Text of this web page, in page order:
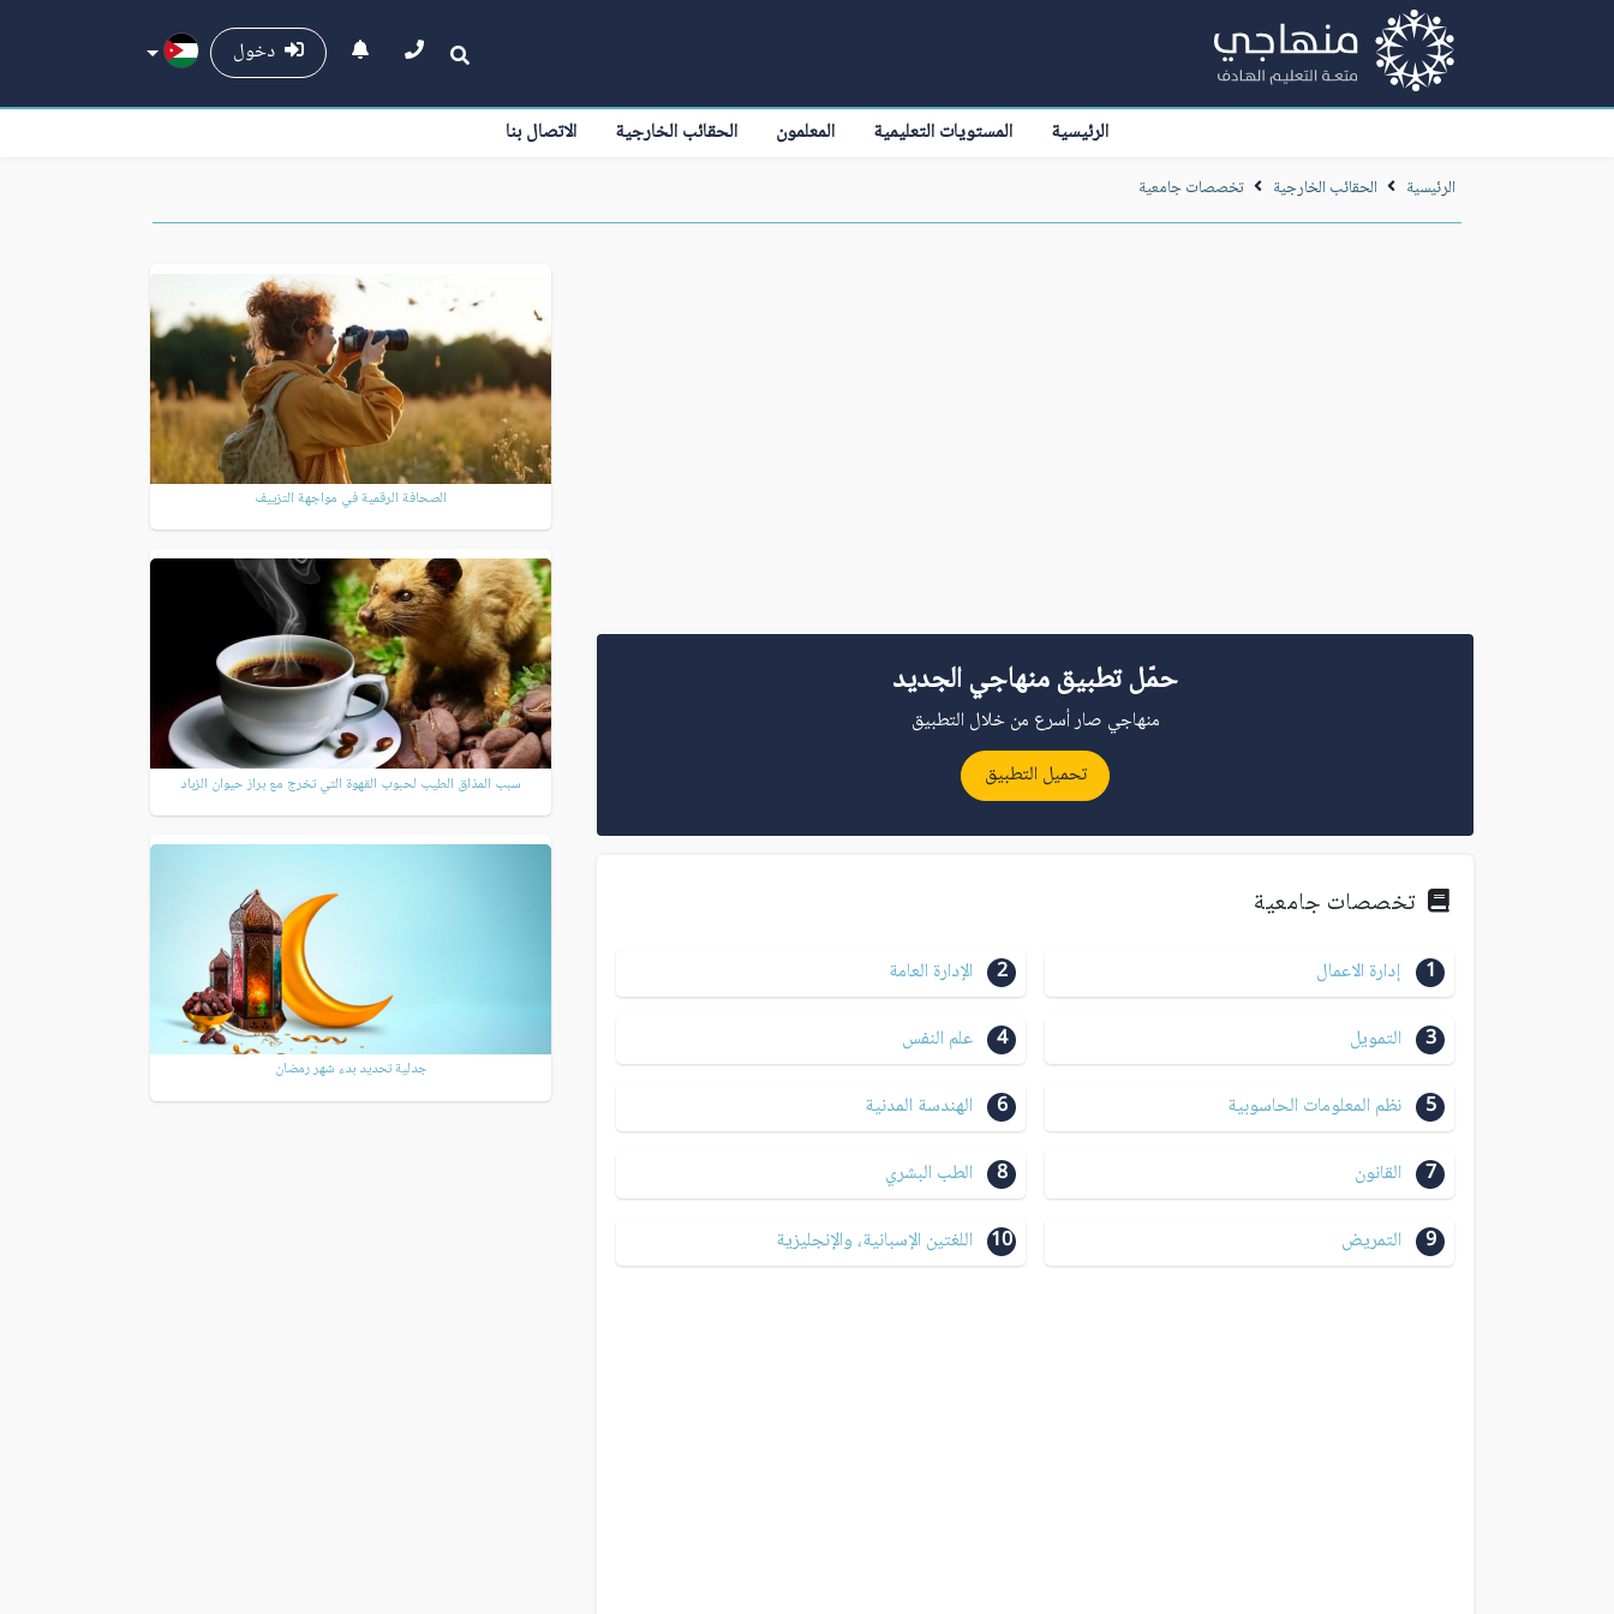
دخول
الرئيسية المستويات التعليمية المعلمون الحقائب الخارجية الاتصال بنا
الرئيسية الحقائب الخارجية تخصصات جامعية
حمّل تطبيق منهاجي الجديد
منهاجي صار أسرع من خلال التطبيق
تحميل التطبيق
تخصصات جامعية
1 إدارة الاعمال 2 الإدارة العامة
3 التمويل 4 علم النفس
5 نظم المعلومات الحاسوبية 6 الهندسة المدنية
7 القانون 8 الطب البشري
9 التمريض 10 اللغتين الإسبانية، والإنجليزية
الصحافة الرقمية في مواجهة التزييف
سبب المذاق الطيب لحبوب القهوة التي تخرج مع براز حيوان الزباد
جدلية تحديد بدء شهر رمضان